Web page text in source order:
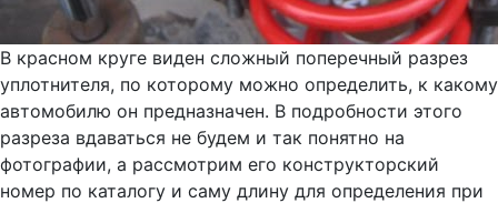
В красном круге виден сложный поперечный разрез
уплотнителя, по которому можно определить, к какому
автомобилю он предназначен. В подробности этого
разреза вдаваться не будем и так понятно на
фотографии, а рассмотрим его конструкторский
номер по каталогу и саму длину для определения при